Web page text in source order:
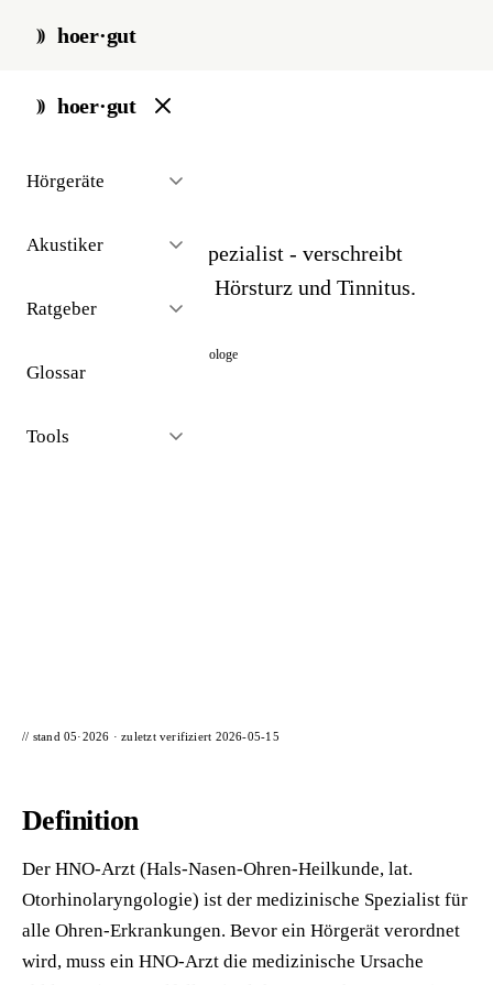
hoer·gut
hoer·gut
Hörgeräte
Akustiker
Ratgeber
Glossar
Tools
start / glossar / hno-arzt
HNO-Arzt
Hals-Nasen-Ohren-Spezialist - verschreibt
Hörgeräte, behandelt Hörsturz und Tinnitus.
Otorhinolaryngologe
// stand 05·2026 · zuletzt verifiziert 2026-05-15
Definition
Der HNO-Arzt (Hals-Nasen-Ohren-Heilkunde, lat.
Otorhinolaryngologie) ist der medizinische Spezialist für
alle Ohren-Erkrankungen. Bevor ein Hörgerät verordnet
wird, muss ein HNO-Arzt die medizinische Ursache